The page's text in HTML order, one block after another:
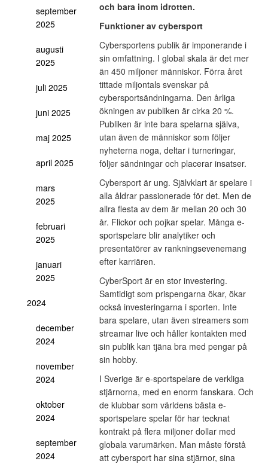
september
2025
augusti
2025
juli 2025
juni 2025
maj 2025
april 2025
mars
2025
februari
2025
januari
2025
2024
december
2024
november
2024
oktober
2024
september
2024
och bara inom idrotten.
Funktioner av cybersport
Cybersportens publik är imponerande i
sin omfattning. I global skala är det mer
än 450 miljoner människor. Förra året
tittade miljontals svenskar på
cybersportsändningarna. Den årliga
ökningen av publiken är cirka 20 %.
Publiken är inte bara spelarna själva,
utan även de människor som följer
nyheterna noga, deltar i turneringar,
följer sändningar och placerar insatser.
Cybersport är ung. Självklart är spelare i
alla åldrar passionerade för det. Men de
allra flesta av dem är mellan 20 och 30
år. Flickor och pojkar spelar. Många e-
sportspelare blir analytiker och
presentatörer av rankningsevenemang
efter karriären.
CyberSport är en stor investering.
Samtidigt som prispengarna ökar, ökar
också investeringarna i sporten. Inte
bara spelare, utan även streamers som
streamar live och håller kontakten med
sin publik kan tjäna bra med pengar på
sin hobby.
I Sverige är e-sportspelare de verkliga
stjärnorna, med en enorm fanskara. Och
de klubbar som världens bästa e-
sportspelare spelar för har tecknat
kontrakt på flera miljoner dollar med
globala varumärken. Man måste förstå
att cybersport har sina stjärnor, sina